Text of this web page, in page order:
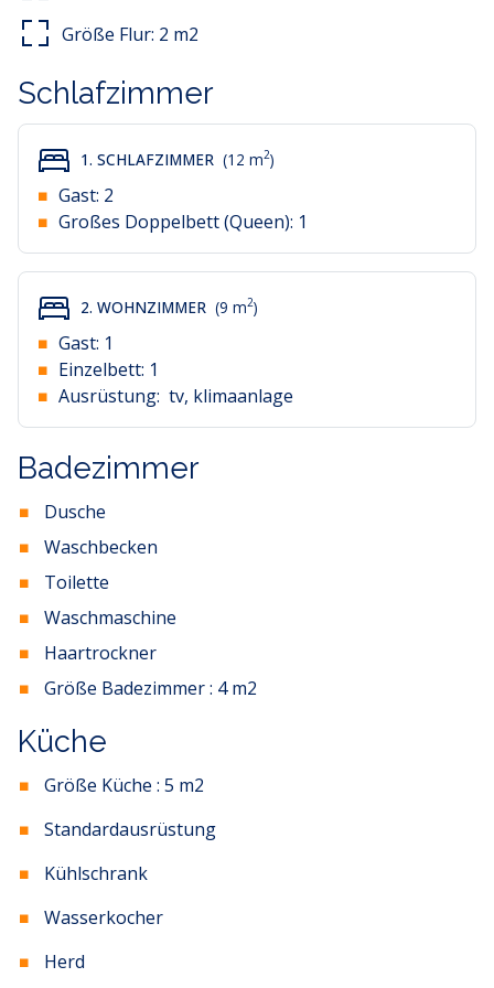
Im Mietpreis des Apartments sind folgende Leistungen
enthalten: Bettwäsche, Handtücher, Klimaanlage
(Kühlung und Heizung) und Waschmaschine.
Größe Flur: 2 m2
Schlafzimmer
1. SCHLAFZIMMER (12 m2)
Gast: 2
Großes Doppelbett (Queen): 1
2. WOHNZIMMER (9 m2)
Gast: 1
Einzelbett: 1
Ausrüstung: tv, klimaanlage
Badezimmer
Dusche
Waschbecken
Toilette
Waschmaschine
Haartrockner
Größe Badezimmer : 4m2
Küche
Größe Küche : 5 m2
Standardausrüstung
Kühlschrank
Wasserkocher
Herd